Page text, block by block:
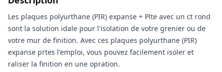
Les plaques polyurthane (PIR) expanse + Plte avec un ct rond
sont la solution idale pour l'isolation de votre grenier ou de
votre mur de finition. Avec ces plaques polyurthane (PIR)
expanse prtes l'emploi, vous pouvez facilement isoler et
raliser la finition en une opration.